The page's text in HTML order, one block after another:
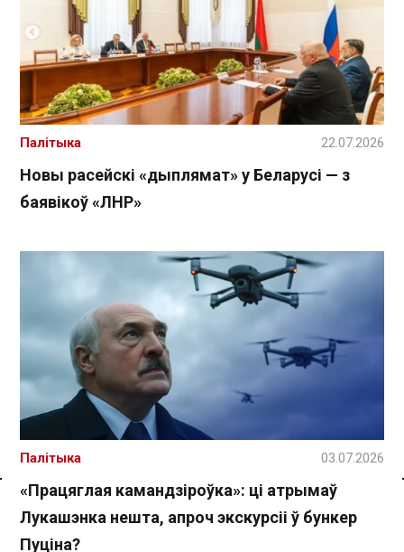
Спасылка без VPN
Новы расейскі «дыплямат» у Беларусі — з
баявікоў «ЛНР»
Палітыка 22.07.2026
«Працяглая камандзіроўка»: ці атрымаў
Лукашэнка нешта, апроч экскурсіі ў бункер
Пуціна?
Палітыка 03.07.2026